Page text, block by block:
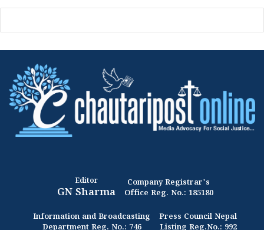
Editor
GN Sharma
Company Registrar's
Office Reg. No.: 185180
Information and Broadcasting
Press Council Nepal